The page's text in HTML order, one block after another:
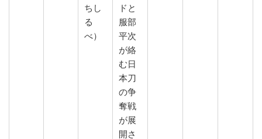
ちし
る
べ）
ドと
服部
平次
が絡
む日
本刀
の争
奪戦
が展
開さ